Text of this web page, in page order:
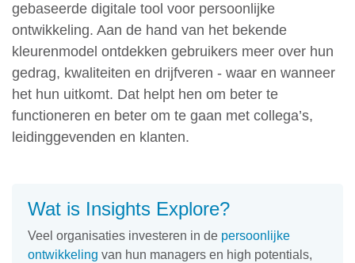
gebaseerde digitale tool voor persoonlijke
ontwikkeling. Aan de hand van het bekende
kleurenmodel ontdekken gebruikers meer over hun
gedrag, kwaliteiten en drijfveren - waar en wanneer
het hun uitkomt. Dat helpt hen om beter te
functioneren en beter om te gaan met collega’s,
leidinggevenden en klanten.
Wat is Insights Explore?
Veel organisaties investeren in de persoonlijke
ontwikkeling van hun managers en high potentials,